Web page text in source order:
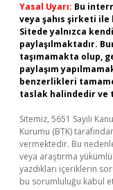
Yasal Uyarı: Bu
veya şahıs şirketi ile
Sitede yalnızca
paylaşılmaktadır.
taşımamakta olup,
paylaşım
benzerlikleri
taslak halindedir ve
Sitemiz, 5651 Sayılı
Kurumu (BTK)
vermektedir. Bu
veya araştırma
yazdıkları içeriklerin
bu sorumluluğu kabul